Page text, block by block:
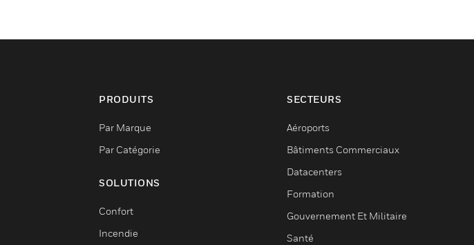
PRODUITS
Par Marque
Par Catégorie
SOLUTIONS
Confort
Incendie
SECTEURS
Aéroports
Bâtiments Commerciaux
Datacenters
Formation
Gouvernement Et Militaire
Santé